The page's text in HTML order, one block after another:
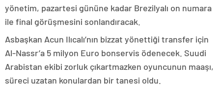
yönetim, pazartesi gününe kadar Brezilyalı on numara
ile final görüşmesini sonlandıracak.
Asbaşkan Acun Ilıcalı’nın bizzat yönettiği transfer için
Al-Nassr’a 5 milyon Euro bonservis ödenecek. Suudi
Arabistan ekibi zorluk çıkartmazken oyuncunun maaşı,
süreci uzatan konulardan bir tanesi oldu.